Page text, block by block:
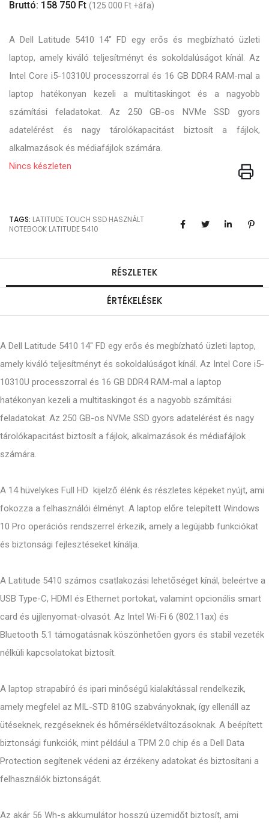
Bruttó: 158 750 Ft (125 000 Ft +áfa)
A Dell Latitude 5410 14" FD egy erős és megbízható üzleti
laptop, amely kiváló teljesítményt és sokoldalúságot kínál. Az
Intel Core i5-10310U processzorral és 16 GB DDR4 RAM-mal a
laptop hatékonyan kezeli a multitaskingot és a nagyobb
számítási feladatokat. Az 250 GB-os NVMe SSD gyors
adatelérést és nagy tárolókapacitást biztosít a fájlok,
alkalmazások és médiafájlok számára.
Nincs készleten
TAGS: LATITUDETOUCH SSD HASZNÁLT
NOTEBOOK LATITUDE 5410
RÉSZLETEK
ÉRTÉKELÉSEK
A Dell Latitude 5410 14" FD egy erős és megbízható üzleti laptop,
amely kiváló teljesítményt és sokoldalúságot kínál. Az Intel Core i5-
10310U processzorral és 16 GB DDR4 RAM-mal a laptop
hatékonyan kezeli a multitaskingot és a nagyobb számítási
feladatokat. Az 250 GB-os NVMe SSD gyors adatelérést és nagy
tárolókapacitást biztosít a fájlok, alkalmazások és médiafájlok
számára.
A 14 hüvelykes Full HD kijelző élénk és részletes képeket nyújt, ami
fokozza a felhasználói élményt. A laptop előre telepített Windows
10 Pro operációs rendszerrel érkezik, amely a legújabb funkciókat
és biztonsági fejlesztéseket kínálja.
A Latitude 5410 számos csatlakozási lehetőséget kínál, beleértve a
USB Type-C, HDMI és Ethernet portokat, valamint opcionális smart
card és ujjlenyomat-olvasót. Az Intel Wi-Fi 6 (802.11ax) és
Bluetooth 5.1 támogatásnak köszönhetően gyors és stabil vezeték
nélküli kapcsolatokat biztosít.
A laptop strapabíró és ipari minőségű kialakítással rendelkezik,
amely megfelel az MIL-STD 810G szabványoknak, így ellenáll az
ütéseknek, rezgéseknek és hőmérsékletváltozásoknak. A beépített
biztonsági funkciók, mint például a TPM 2.0 chip és a Dell Data
Protection segítenek védeni az érzékeny adatokat és biztosítani a
felhasználók biztonságát.
Az akár 56 Wh-s akkumulátor hosszú üzemidőt biztosít, ami